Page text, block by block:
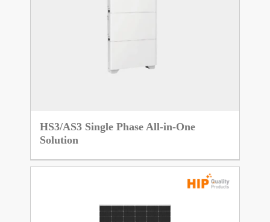
HS3/AS3 Single Phase All-in-One
Solution